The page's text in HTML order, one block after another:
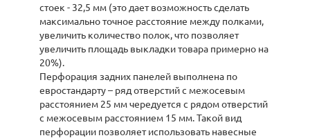
стоек - 32,5 мм (это дает возможность сделать
максимально точное расстояние между полками,
увеличить количество полок, что позволяет
увеличить площадь выкладки товара примерно на
20%).
Перфорация задних панелей выполнена по
евростандарту – ряд отверстий с межосевым
расстоянием 25 мм чередуется с рядом отверстий
с межосевым расстоянием 15 мм. Такой вид
перфорации позволяет использовать навесные